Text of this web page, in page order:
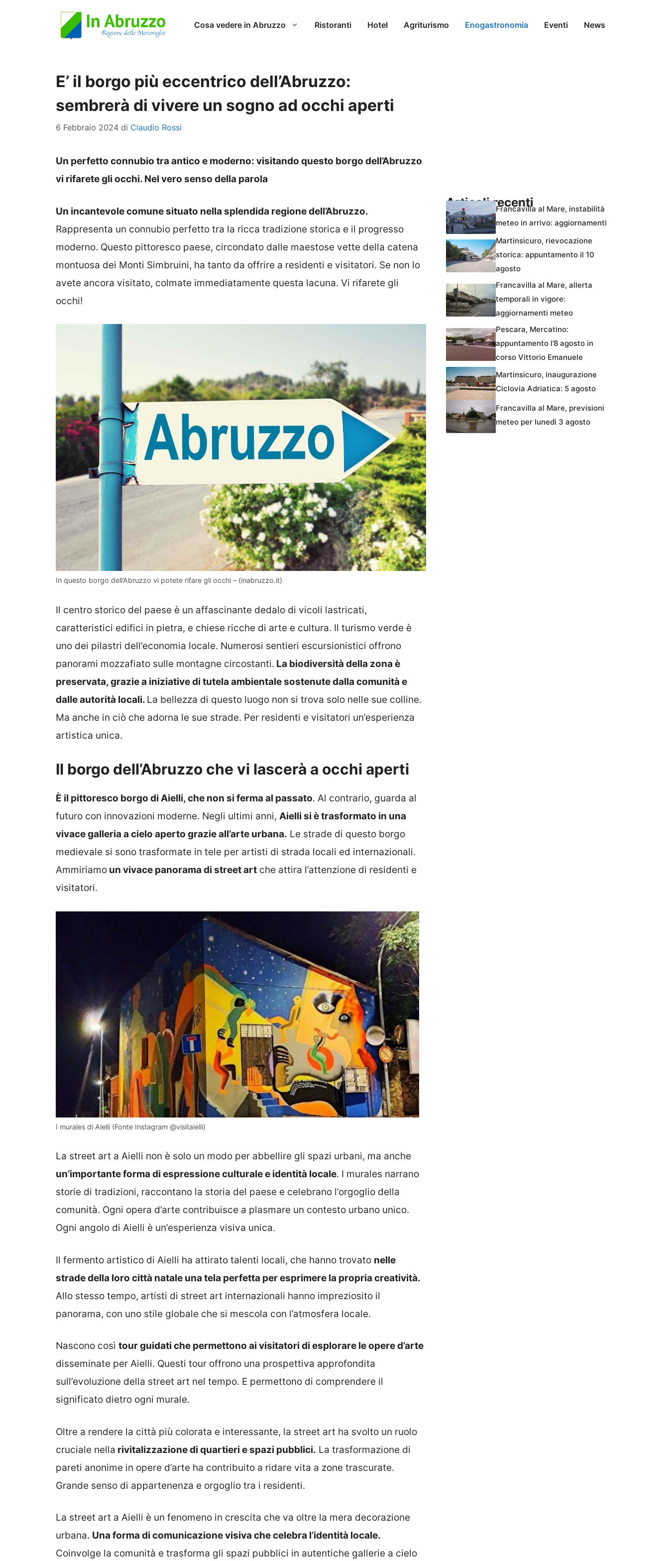
Cosa vedere in Abruzzo Ristoranti Hotel Agriturismo Enogastronomia Eventi News
E’ il borgo più eccentrico dell’Abruzzo:
sembrerà di vivere un sogno ad occhi aperti
6 Febbraio 2024 di Claudio Rossi
Un perfetto connubio tra antico e moderno: visitando questo borgo dell’Abruzzo
vi rifarete gli occhi. Nel vero senso della parola
Un incantevole comune situato nella splendida regione dell’Abruzzo.
Rappresenta un connubio perfetto tra la ricca tradizione storica e il progresso
moderno. Questo pittoresco paese, circondato dalle maestose vette della catena
montuosa dei Monti Simbruini, ha tanto da offrire a residenti e visitatori. Se non lo
avete ancora visitato, colmate immediatamente questa lacuna. Vi rifarete gli
occhi!
In questo borgo dell’Abruzzo vi potete rifare gli occhi – (inabruzzo.it)
Il centro storico del paese è un affascinante dedalo di vicoli lastricati,
caratteristici edifici in pietra, e chiese ricche di arte e cultura. Il turismo verde è
uno dei pilastri dell’economia locale. Numerosi sentieri escursionistici offrono
panorami mozzafiato sulle montagne circostanti. La biodiversità della zona è
preservata, grazie a iniziative di tutela ambientale sostenute dalla comunità e
dalle autorità locali. La bellezza di questo luogo non si trova solo nelle sue colline.
Ma anche in ciò che adorna le sue strade. Per residenti e visitatori un’esperienza
artistica unica.
Il borgo dell’Abruzzo che vi lascerà a occhi aperti
È il pittoresco borgo di Aielli, che non si ferma al passato. Al contrario, guarda al
futuro con innovazioni moderne. Negli ultimi anni, Aielli si è trasformato in una
vivace galleria a cielo aperto grazie all’arte urbana. Le strade di questo borgo
medievale si sono trasformate in tele per artisti di strada locali ed internazionali.
Ammiriamo un vivace panorama di street art che attira l’attenzione di residenti e
visitatori.
I murales di Aielli (Fonte Instagram @visitaielli)
La street art a Aielli non è solo un modo per abbellire gli spazi urbani, ma anche
un’importante forma di espressione culturale e identità locale. I murales narrano
storie di tradizioni, raccontano la storia del paese e celebrano l’orgoglio della
comunità. Ogni opera d’arte contribuisce a plasmare un contesto urbano unico.
Ogni angolo di Aielli è un’esperienza visiva unica.
Il fermento artistico di Aielli ha attirato talenti locali, che hanno trovato nelle
strade della loro città natale una tela perfetta per esprimere la propria creatività.
Allo stesso tempo, artisti di street art internazionali hanno impreziosito il
panorama, con uno stile globale che si mescola con l’atmosfera locale.
Nascono così tour guidati che permettono ai visitatori di esplorare le opere d’arte
disseminate per Aielli. Questi tour offrono una prospettiva approfondita
sull’evoluzione della street art nel tempo. E permettono di comprendere il
significato dietro ogni murale.
Oltre a rendere la città più colorata e interessante, la street art ha svolto un ruolo
cruciale nella rivitalizzazione di quartieri e spazi pubblici. La trasformazione di
pareti anonime in opere d’arte ha contribuito a ridare vita a zone trascurate.
Grande senso di appartenenza e orgoglio tra i residenti.
La street art a Aielli è un fenomeno in crescita che va oltre la mera decorazione
urbana. Una forma di comunicazione visiva che celebra l’identità locale.
Coinvolge la comunità e trasforma gli spazi pubblici in autentiche gallerie a cielo
Articoli recentiFrancavilla al Mare, instabilità
meteo in arrivo: aggiornamenti
Martinsicuro, rievocazione
storica: appuntamento il 10
agosto
Francavilla al Mare, allerta
temporali in vigore:
aggiornamenti meteo
Pescara, Mercatino:
appuntamento l’8 agosto in
corso Vittorio Emanuele
Martinsicuro, inaugurazione
Ciclovia Adriatica: 5 agosto
Francavilla al Mare, previsioni
meteo per lunedì 3 agosto